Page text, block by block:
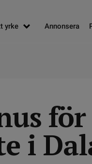
yrke Annonsera
i